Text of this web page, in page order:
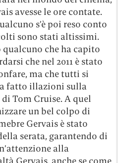
avesse le ore contate.
s’è poi reso conto
sono stati altissimi.
che ha capito
che nel 2011 è stato
ma che tutti si
fatto illazioni sulla
Tom Cruise. A quel
un bel colpo di
Gervais è stato
serata, garantendo di
alla